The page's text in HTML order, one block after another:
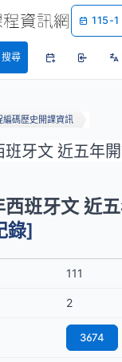
115-1
搜尋
編碼歷史開課資訊
班牙文 近五年
班牙文 近
錄]
111
2
3674